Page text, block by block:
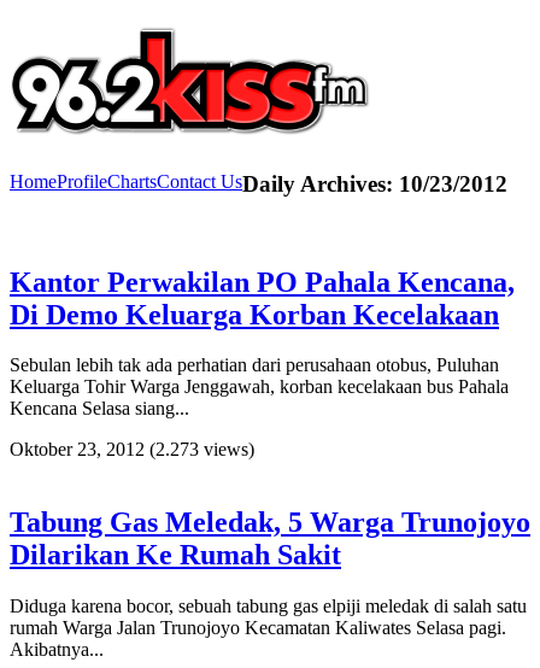
HomeProfileChartsContact UsDaily Archives: 10/23/2012
Kantor Perwakilan PO Pahala Kencana,
Di Demo Keluarga Korban Kecelakaan
Sebulan lebih tak ada perhatian dari perusahaan otobus, Puluhan
Keluarga Tohir Warga Jenggawah, korban kecelakaan bus Pahala
Kencana Selasa siang...
Oktober 23, 2012 (2.273 views)
Tabung Gas Meledak, 5 Warga Trunojoyo
Dilarikan Ke Rumah Sakit
Diduga karena bocor, sebuah tabung gas elpiji meledak di salah satu
rumah Warga Jalan Trunojoyo Kecamatan Kaliwates Selasa pagi.
Akibatnya...